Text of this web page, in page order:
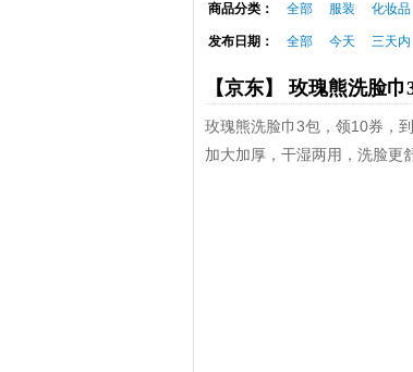
商品分类： 全部 服装 化妆品
发布日期： 全部 今天 三天内
【京东】 玫瑰熊洗脸
玫瑰熊洗脸巾3包，领10券，
加大加厚，干湿两用，洗脸更
淘